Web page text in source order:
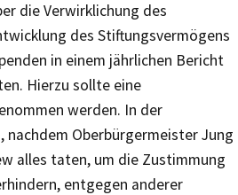
die Verwirklichung des
des Stiftungsvermögens
in einem jährlichen Bericht
Hierzu sollte eine
werden. In der
nachdem Oberbürgermeister Jung
alles taten, um die Zustimmung
entgegen anderer